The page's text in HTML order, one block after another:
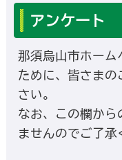
アンケート
那須烏山市ホーム
ために、皆さまの
さい。
なお、この欄から
ませんのでご了承